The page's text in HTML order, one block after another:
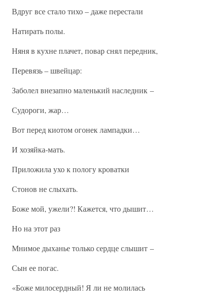
Вдруг все стало тихо – даже перестали
Натирать полы.
Няня в кухне плачет, повар снял передник,
Перевязь – швейцар:
Заболел внезапно маленький наследник –
Судороги, жар…
Вот перед киотом огонек лампадки…
И хозяйка-мать.
Приложила ухо к пологу кроватки
Стонов не слыхать.
Боже мой, ужели?! Кажется, что дышит…
Но на этот раз
Мнимое дыханье только сердце слышит –
Сын ее погас.
«Боже милосердный! Я ли не молилась